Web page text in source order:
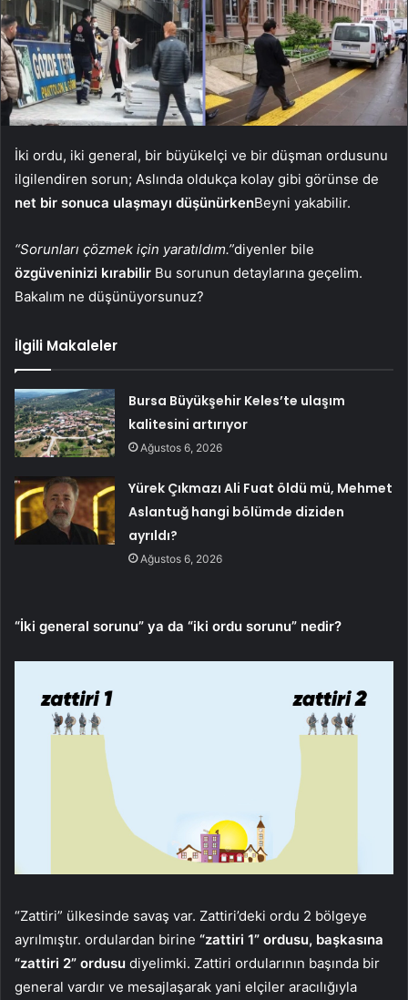
İki ordu, iki general, bir büyükelçi ve bir düşman ordusunu
ilgilendiren sorun; Aslında oldukça kolay gibi görünse de
net bir sonuca ulaşmayı düşünürkenBeyni yakabilir.
“Sorunları çözmek için yaratıldım.”diyenler bile
özgüveninizi kırabilir Bu sorunun detaylarına geçelim.
Bakalım ne düşünüyorsunuz?
İlgili Makaleler
Bursa Büyükşehir Keles’te ulaşım
kalitesini artırıyor
Ağustos 6, 2026
Yürek Çıkmazı Ali Fuat öldü mü, Mehmet
Aslantuğ hangi bölümde diziden
ayrıldı?
Ağustos 6, 2026
“İki general sorunu” ya da “iki ordu sorunu” nedir?
“Zattiri” ülkesinde savaş var. Zattiri’deki ordu 2 bölgeye
ayrılmıştır. ordulardan birine “zattiri 1” ordusu, başkasına
“zattiri 2” ordusu diyelimki. Zattiri ordularının başında bir
general vardır ve mesajlaşarak yani elçiler aracılığıyla